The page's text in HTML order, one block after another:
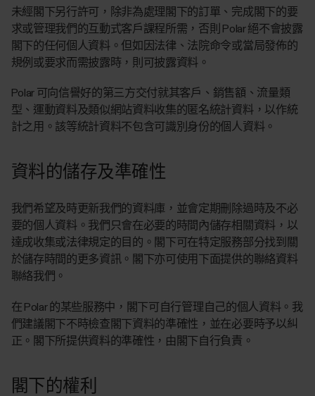
未經閣下另行許可，除非為處理閣下的訂單、完成閣下的要
求或管理我們的互動式客戶課程所需，否則 Polar 絕不會披露
閣下的任何個人資料。但如因法律、法院命令或當局發佈的
規例或要求而需披露時，則可披露資料。
Polar 可向信譽好的第三方交付就其客戶、銷售額、流量類
型、運動資料及類似網站資料收集的匿名統計資料，以作統
計之用。該等統計資料不包含可識別身份的個人資料。
資料的儲存及準確性
我們希望及時更新我們的資料庫，並會定期刪除過時及不必
要的個人資料。我們只會在必要的時間內儲存相關資料，以
達成收集或法律規定的目的。閣下可在特定服務部分找到關
於儲存時間的更多資訊。閣下亦可使用下面提供的聯絡資料
聯絡我們。
在 Polar 的某些服務中，閣下可自行管理自己的個人資料。我
們建議閣下不時檢查閣下資料的準確性，並在必要時予以糾
正。閣下所提供資料的準確性，由閣下自行負責。
閣下的權利